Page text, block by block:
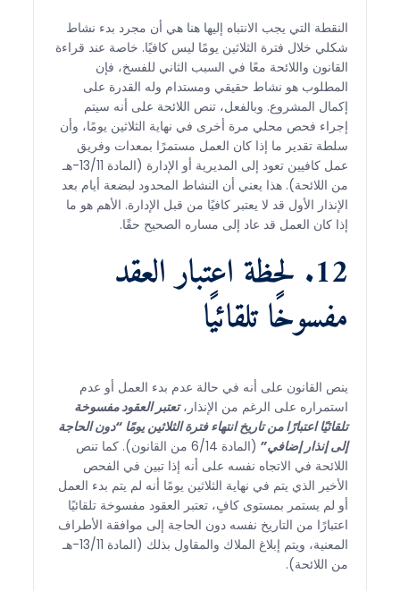
النقطة التي يجب الانتباه إليها هنا هي أن مجرد بدء نشاط
شكلي خلال فترة الثلاثين يومًا ليس كافيًا. خاصة عند قراءة
القانون واللائحة معًا في السبب الثاني للفسخ، فإن
المطلوب هو نشاط حقيقي ومستدام وله القدرة على
إكمال المشروع. وبالفعل، تنص اللائحة على أنه سيتم
إجراء فحص محلي مرة أخرى في نهاية الثلاثين يومًا، وأن
سلطة تقدير ما إذا كان العمل مستمرًا بمعدات وفريق
عمل كافيين تعود إلى المديرية أو الإدارة (المادة 13/11-هـ
من اللائحة). هذا يعني أن النشاط المحدود لبضعة أيام بعد
الإنذار الأول قد لا يعتبر كافيًا من قبل الإدارة. الأهم هو ما
إذا كان العمل قد عاد إلى مساره الصحيح حقًا.
12. لحظة اعتبار العقد
مفسوخًا تلقائيًا
ينص القانون على أنه في حالة عدم بدء العمل أو عدم
استمراره على الرغم من الإنذار،تعتبر العقود مفسوخة
تلقائيًا اعتبارًا من تاريخ انتهاء فترة الثلاثين يومًا “دون الحاجة
إلى إنذار إضافي”
(المادة 6/14 من القانون). كما تنص
اللائحة في الاتجاه نفسه على أنه إذا تبين في الفحص
الأخير الذي يتم في نهاية الثلاثين يومًا أنه لم يتم بدء العمل
أو لم يستمر بمستوى كافٍ، تعتبر العقود مفسوخة تلقائيًا
اعتبارًا من التاريخ نفسه دون الحاجة إلى موافقة الأطراف
المعنية، ويتم إبلاغ الملاك والمقاول بذلك (المادة 13/11-هـ
من اللائحة).